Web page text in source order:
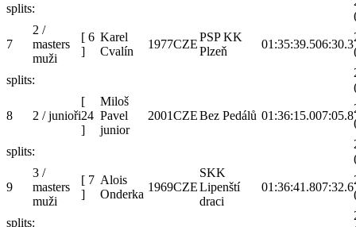
splits:
7
2 /
masters
muži
[ 6
]
Karel
Cvalín
1977CZE
PSP KK
Plzeň
01:35:39.506:30.3
splits:
8 2 / junioři
[
24
]
Miloš
Pavel
junior
2001CZEBez Pedálů 01:36:15.007:05.8
splits:
9
3 /
masters
muži
[ 7
]
Alois
Onderka
1969CZE
SKK
Lipenští
draci
01:36:41.807:32.6
splits: